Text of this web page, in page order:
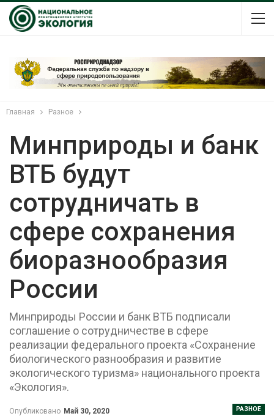
Главная Разное
Минприроды и банк
ВТБ будут
сотрудничать в
сфере сохранения
биоразнообразия
России
Минприроды России и банк ВТБ подписали
соглашение о сотрудничестве в сфере
реализации федерального проекта «Сохранение
биологического разнообразия и развитие
экологического туризма» национального проекта
«Экология».
РАЗНОЕ
Опубликовано Май 30, 2020